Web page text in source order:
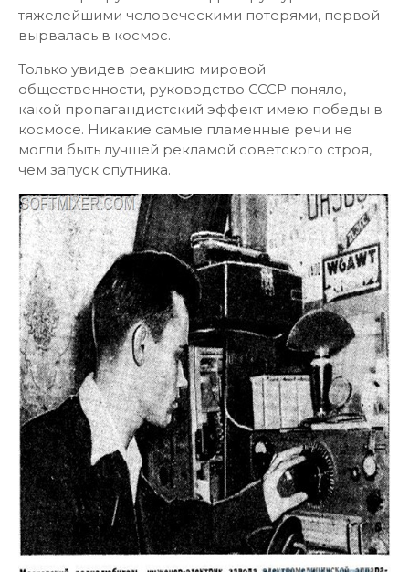
тяжелейшими человеческими потерями, первой
вырвалась в космос.
Только увидев реакцию мировой
общественности, руководство СССР поняло,
какой пропагандистский эффект имею победы в
космосе. Никакие самые пламенные речи не
могли быть лучшей рекламой советского строя,
чем запуск спутника.